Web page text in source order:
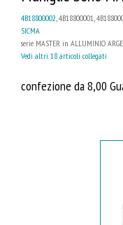
4B18800002, 4B18800001,
SICMA
serie MASTER in ALLUMINIO
Vedi altri 18 articoli collegati
confezione da 8,00